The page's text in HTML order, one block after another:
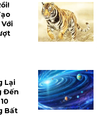
Lại
Đến
Bất